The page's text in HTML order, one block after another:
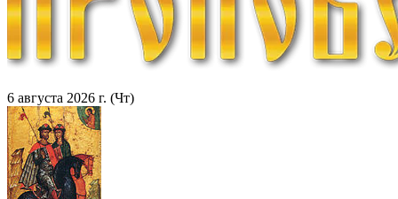
6 августа 2026 г. (Чт)